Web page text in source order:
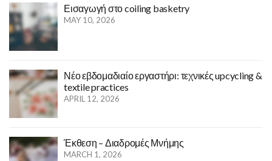
Εισαγωγή στο coiling basketry
MAY 10, 2026
Νέο εβδομαδιαίο εργαστήρι: τεχνικές upcycling &
textile practices
APRIL 12, 2026
Έκθεση – Διαδρομές Μνήμης
MARCH 1, 2026